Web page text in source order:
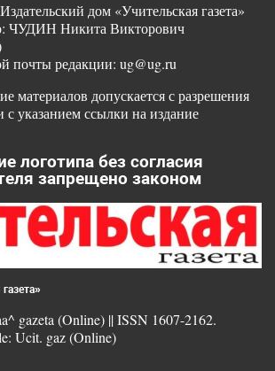
дом «Учительская газета»
ЧУДИН Никита Викторович
почты редакции: ug@ug.ru
материалов допускается с разрешения
с указанием ссылки на издание
логотипа без согласия
запрещено законом
gazeta (Online) || ISSN 1607-2162.
Ucit. gaz (Online)